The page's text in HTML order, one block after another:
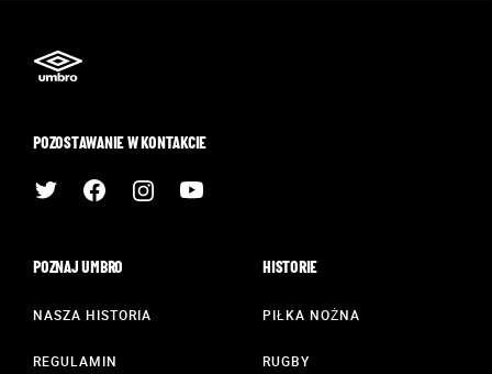
POZOSTAWANIE W KONTAKCIE
POZNAJ UMBRO
NASZA HISTORIA
REGULAMIN
HISTORIE
PIŁKA NOŻNA
RUGBY